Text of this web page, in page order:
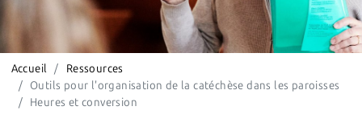
Accueil
Ressources
Outils pour l'organisation de la catéchèse dans les paroisses
Heures et conversion